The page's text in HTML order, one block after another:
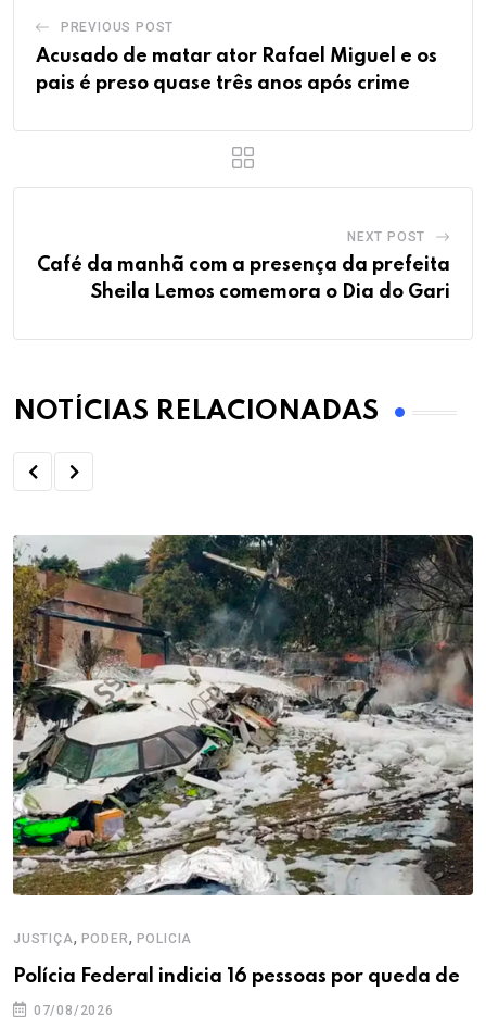
PREVIOUS POST
Acusado de matar ator Rafael Miguel e os
pais é preso quase três anos após crime
NEXT POST
Café da manhã com a presença da prefeita
Sheila Lemos comemora o Dia do Gari
NOTÍCIAS RELACIONADAS
JUSTIÇA, PODER, POLICIA
Polícia Federal indicia 16 pessoas por queda de
07/08/2026